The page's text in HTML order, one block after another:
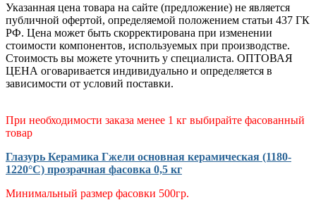
Указанная цена товара на сайте (предложение) не является
публичной офертой, определяемой положением статьи 437 ГК
РФ. Цена может быть скорректирована при изменении
стоимости компонентов, используемых при производстве.
Стоимость вы можете уточнить у специалиста. ОПТОВАЯ
ЦЕНА оговаривается индивидуально и определяется в
зависимости от условий поставки.
При необходимости заказа менее 1 кг выбирайте фасованный
товар
Глазурь Керамика Гжели основная керамическая (1180-
1220°С) прозрачная фасовка 0,5 кг
Минимальный размер фасовки 500гр.